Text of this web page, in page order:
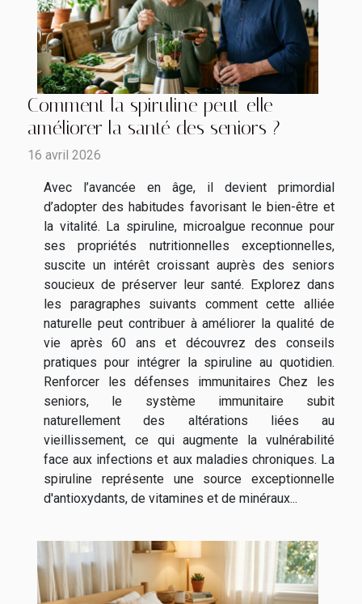
Comment la spiruline peut-elle
améliorer la santé des seniors ?
16 avril 2026
Avec l’avancée en âge, il devient primordial
d’adopter des habitudes favorisant le bien-être et
la vitalité. La spiruline, microalgue reconnue pour
ses propriétés nutritionnelles exceptionnelles,
suscite un intérêt croissant auprès des seniors
soucieux de préserver leur santé. Explorez dans
les paragraphes suivants comment cette alliée
naturelle peut contribuer à améliorer la qualité de
vie après 60 ans et découvrez des conseils
pratiques pour intégrer la spiruline au quotidien.
Renforcer les défenses immunitaires Chez les
seniors, le système immunitaire subit
naturellement des altérations liées au
vieillissement, ce qui augmente la vulnérabilité
face aux infections et aux maladies chroniques. La
spiruline représente une source exceptionnelle
d'antioxydants, de vitamines et de minéraux...